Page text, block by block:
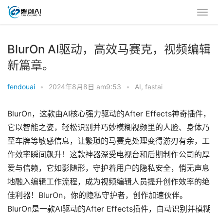
BlurOn AI驱动，高效马赛克，视频编辑
新篇章。
fendouai • 2024年8月8日 am9:53 • AI, fastai
BlurOn，这款由AI核心强力驱动的After Effects神奇插件，
它以智能之姿，轻松识别并巧妙模糊视频里的人脸、身体乃
至车牌等敏感信息，让繁琐的马赛克处理变得游刃有余，工
作效率瞬间飙升！这款神器深受电视台和后期制作公司的厚
爱与信赖，它如影随形，守护着用户的隐私安全，悄无声息
地融入编辑工作流程，成为视频编辑人员提升创作效率的绝
佳利器！BlurOn，你的隐私守护者，创作加速伙伴。
BlurOn是一款AI驱动的After Effects插件，自动识别并模糊